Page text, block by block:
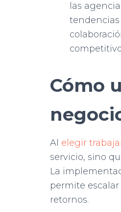
las
tendencias
Cómo
Al elegir
servicio, sino
La
permite
retornos.